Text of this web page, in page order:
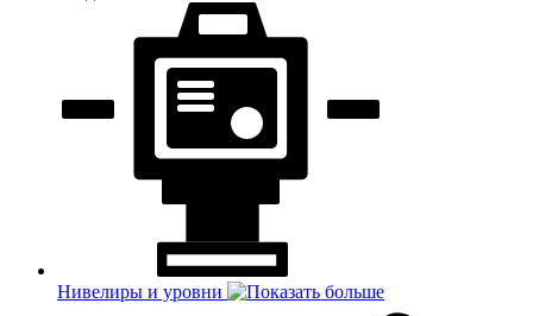
Нивелиры и уровни